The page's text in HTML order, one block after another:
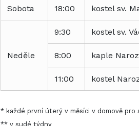
Sobota 18:00 kostel sv.
Neděle
9:30 kostel sv.
8:00 kaple
11:00 kostel
* každé první úterý v měsíci v domově pro
** v sudé týdny